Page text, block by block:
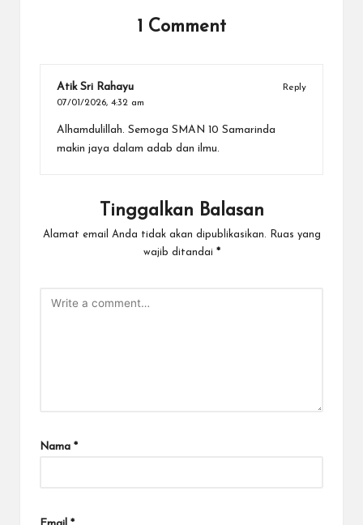
1 Comment
Atik Sri Rahayu
Reply
07/01/2026, 4:32 am
Alhamdulillah. Semoga SMAN 10 Samarinda
makin jaya dalam adab dan ilmu.
Tinggalkan Balasan
Alamat email Anda tidak akan dipublikasikan.
Ruas yang
wajib ditandai *
Nama *